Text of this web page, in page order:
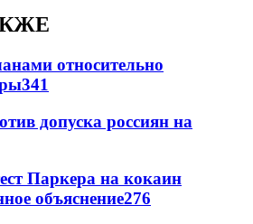
относительно
341
допуска россиян на
Паркера на кокаин
объяснение276